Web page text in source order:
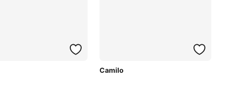
Camilo